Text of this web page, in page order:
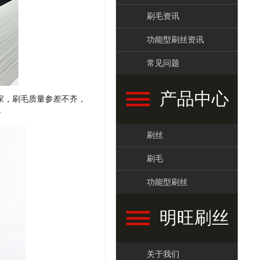
刷毛质量参差不齐，
刷毛资讯
功能型刷丝资讯
常见问题
产品中心
刷丝
刷毛
功能型刷丝
明旺刷丝
关于我们